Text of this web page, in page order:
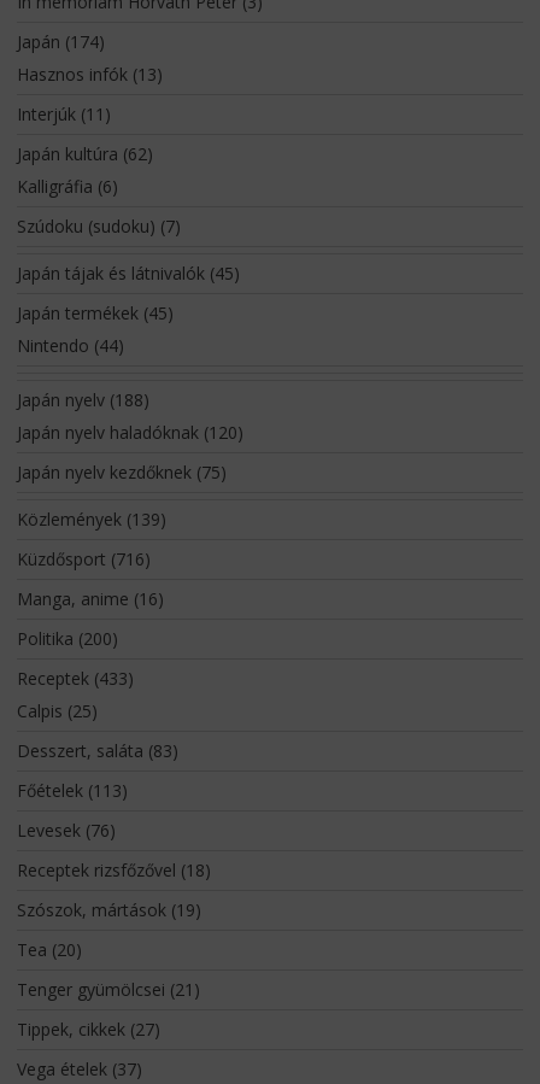
Japán (174)
Hasznos infók(13)
Interjúk(11)
Japán kultúra (62)
Kalligráfia (6)
Szúdoku (sudoku) (7)
Japán tájak és látnivalók(45)
Japán termékek(45)
Nintendo (44)
Japán nyelv(188)
Japán nyelv haladóknak(120)
Japán nyelv kezdőknek(75)
Közlemények(139)
Küzdősport (716)
Manga, anime (16)
Politika (200)
Receptek(433)
Calpis (25)
Desszert, saláta (83)
Főételek(113)
Levesek(76)
Receptek rizsfőzővel (18)
Szószok, mártások(19)
Tea (20)
Tenger gyümölcsei (21)
Tippek, cikkek(27)
Vega ételek(37)